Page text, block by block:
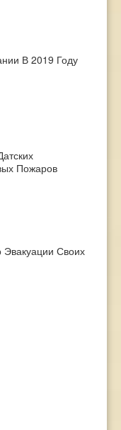
В 2019 Году
Пожаров
Своих